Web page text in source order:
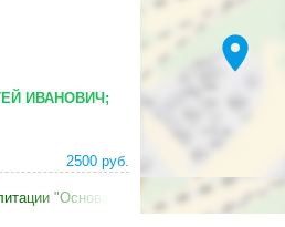
ИВАНОВИЧ;
2500 руб.
"Основа жизни"
location_on